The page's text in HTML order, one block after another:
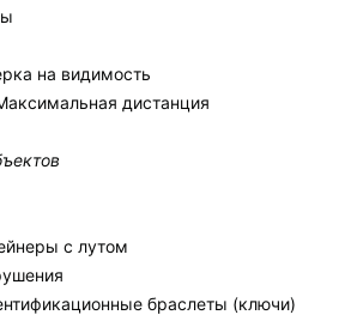
на видимость
дистанция
с лутом
браслеты (ключи)